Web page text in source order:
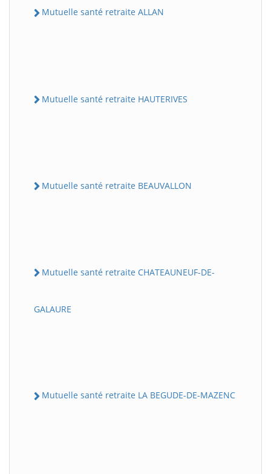
Mutuelle santé retraite ALLAN
Mutuelle santé retraite HAUTERIVES
Mutuelle santé retraite BEAUVALLON
Mutuelle santé retraite CHATEAUNEUF-DE-
GALAURE
Mutuelle santé retraite LA BEGUDE-DE-MAZENC